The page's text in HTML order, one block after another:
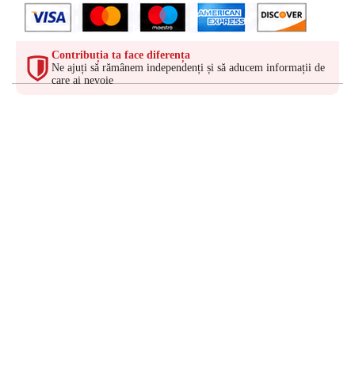
Contribuția ta face diferența
Ne ajuți să rămânem independenți și să aducem informații de
care ai nevoie